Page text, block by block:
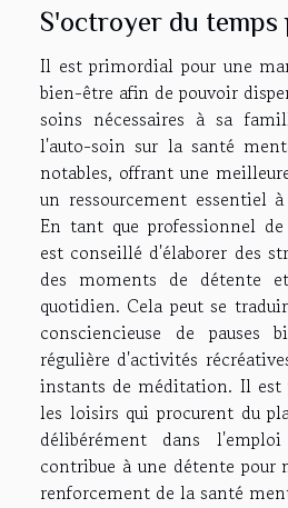
S'octroyer du temps
Il est primordial pour une
bien-être afin de pouvoir
soins nécessaires à sa
l'auto-soin sur la santé
notables, offrant une
un ressourcement essentiel
En tant que professionnel
est conseillé d'élaborer des
des moments de détente
quotidien. Cela peut se
consciencieuse de pauses
régulière d'activités
instants de méditation. Il est
les loisirs qui procurent du
délibérément dans
contribue à une détente pour
renforcement de la santé